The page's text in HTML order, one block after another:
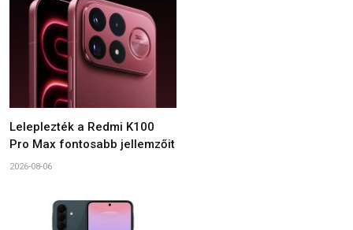
Leleplezték a Redmi K100
Pro Max fontosabb jellemzőit
2026-08-06